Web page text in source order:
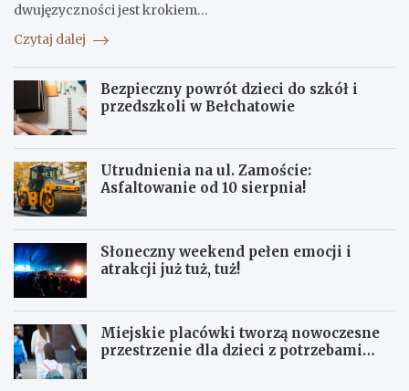
dwujęzyczności jest krokiem…
Czytaj dalej
Bezpieczny powrót dzieci do szkół i
przedszkoli w Bełchatowie
Utrudnienia na ul. Zamoście:
Asfaltowanie od 10 sierpnia!
Słoneczny weekend pełen emocji i
atrakcji już tuż, tuż!
Miejskie placówki tworzą nowoczesne
przestrzenie dla dzieci z potrzebami
S
U